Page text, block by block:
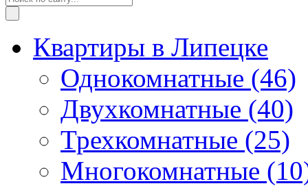
Квартиры в Липецке
Однокомнатные (46)
Двухкомнатные (40)
Трехкомнатные (25)
Многокомнатные